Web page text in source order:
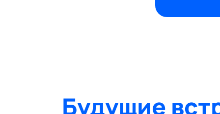
Будущие